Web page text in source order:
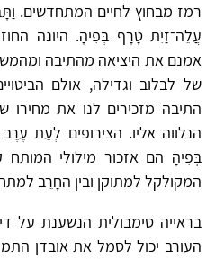
רמז מבחוץ לחיים המתחדשים.
עֲלֵה־זַיִת טָרָף בְּפִיהָ. היונה
אמנם את היציאה מהתיבה
של לבלוב וגדילה, אולם
התיבה מזכירים לנו את מחירו
הנלווה אליו. הצירופים לְעֵת
בְּפִיהָ הם אזכור מילולי המותח
המקולקל למתוקן ובין החָרֵב
בראייה סימבולית הנשענת על
העורב יכול לסמל את אובדן